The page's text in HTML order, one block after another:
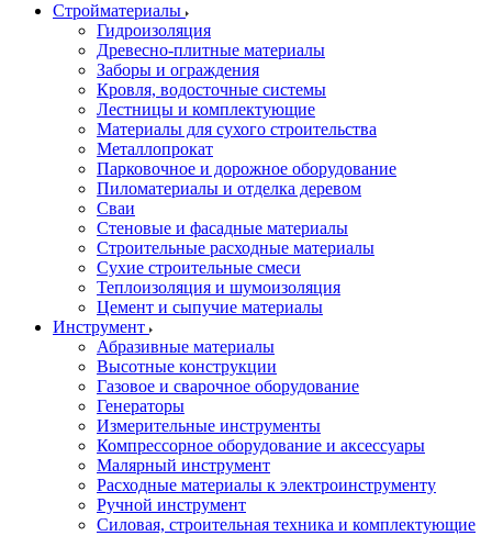
Стройматериалы
Гидроизоляция
Древесно-плитные материалы
Заборы и ограждения
Кровля, водосточные системы
Лестницы и комплектующие
Материалы для сухого строительства
Металлопрокат
Парковочное и дорожное оборудование
Пиломатериалы и отделка деревом
Сваи
Стеновые и фасадные материалы
Строительные расходные материалы
Сухие строительные смеси
Теплоизоляция и шумоизоляция
Цемент и сыпучие материалы
Инструмент
Абразивные материалы
Высотные конструкции
Газовое и сварочное оборудование
Генераторы
Измерительные инструменты
Компрессорное оборудование и аксессуары
Малярный инструмент
Расходные материалы к электроинструменту
Ручной инструмент
Силовая, строительная техника и комплектующие